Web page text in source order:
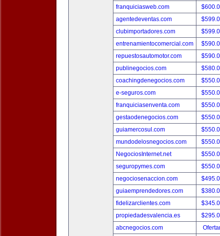
franquiciasweb.com
agentedeventas.com
clubimportadores.com
entrenamientocomercial.com
repuestosautomotor.com
publinegocios.com
coachingdenegocios.com
e-seguros.com
franquiciasenventa.com
gestaodenegocios.com
guiamercosul.com
mundodelosnegocios.com
NegociosInternet.net
seguropymes.com
negociosenaccion.com
guiaemprendedores.com
fidelizarclientes.com
propiedadesvalencia.es
abcnegocios.com